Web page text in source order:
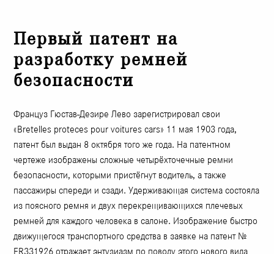
Первый патент на
разработку ремней
безопасности
Француз Гюстав-Дезире Лево зарегистрировал свои
«Bretelles proteces pour voitures cars» 11 мая 1903 года,
патент был выдан 8 октября того же года. На патентном
чертеже изображены сложные четырёхточечные ремни
безопасности, которыми пристёгнут водитель, а также
пассажиры спереди и сзади. Удерживающая система состояла
из поясного ремня и двух перекрещивающихся плечевых
ремней для каждого человека в салоне. Изображение быстро
движущегося транспортного средства в заявке на патент №
FR331926 отражает энтузиазм по поводу этого нового вида